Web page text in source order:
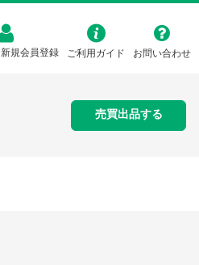
新規会員登録 ご利用ガイド お問い合わせ
売買出品する